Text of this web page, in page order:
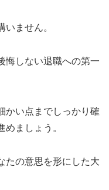
ません。
悔しない退職への第一
かい点までしっかり確
ましょう。
たの意思を形にした大